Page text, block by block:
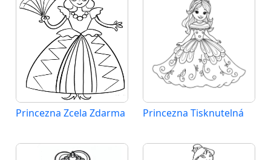
Princezna Zcela Zdarma Princezna Tisknutelná